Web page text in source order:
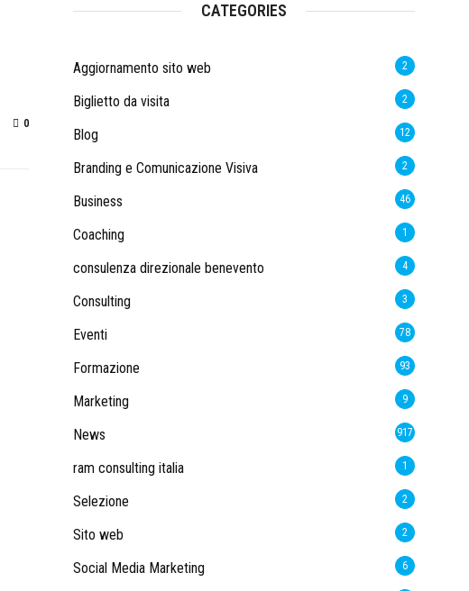
0
CATEGORIES
Aggiornamento sito web 2
Biglietto da visita 2
Blog 12
Branding e Comunicazione Visiva 2
Business 46
Coaching 1
consulenza direzionale benevento 4
Consulting 3
Eventi 78
Formazione 93
Marketing 9
News 917
ram consulting italia 1
Selezione 2
Sito web 2
Social Media Marketing 6